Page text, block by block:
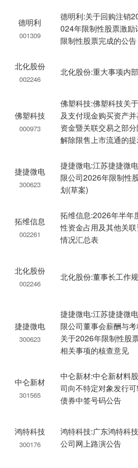
德明利
001309
德明利:关于回购注销
024年限制性股票激励
限制性股票完成的公告
北化股份
002246
北化股份:重大事项内
佛塑科技
000973
佛塑科技:佛塑科技关
及支付现金购买资产
资金暨关联交易之部
解除限售上市流通的
捷捷微电
300623
捷捷微电:江苏捷捷微
限公司2026年限制性
划(草案)
拓维信息
002261
拓维信息:2026年半年
性资金占用及其他关
情况汇总表
北化股份
002246
北化股份:董事长工作
捷捷微电
300623
捷捷微电:江苏捷捷微
限公司董事会薪酬与
关于2026年限制性股
相关事项的核查意见
中仑新材
301565
中仑新材:中仑新材料
司向不特定对象发行
债券中签号码公告
鸿特科技
300176
鸿特科技:广东鸿特科
公司网上路演公告